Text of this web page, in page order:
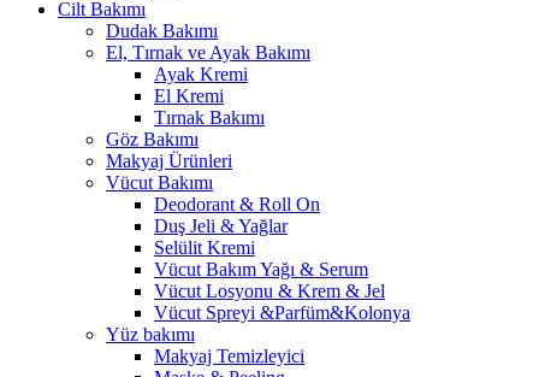
Cilt Bakımı
Dudak Bakımı
El, Tırnak ve Ayak Bakımı
Ayak Kremi
El Kremi
Tırnak Bakımı
Göz Bakımı
Makyaj Ürünleri
Vücut Bakımı
Deodorant & Roll On
Duş Jeli & Yağlar
Selülit Kremi
Vücut Bakım Yağı & Serum
Vücut Losyonu & Krem & Jel
Vücut Spreyi &Parfüm&Kolonya
Yüz bakımı
Makyaj Temizleyici